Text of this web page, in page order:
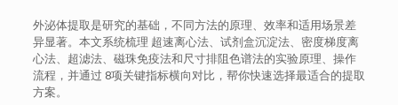
外泌体提取是研究的基础，不同方法的原理、效率和适用场景差
异显著。本文系统梳理 超速离心法、试剂盒沉淀法、密度梯度离
心法、超滤法、磁珠免疫法和尺寸排阻色谱法的实验原理、操作
流程，并通过 8项关键指标横向对比，帮你快速选择最适合的提取
方案。